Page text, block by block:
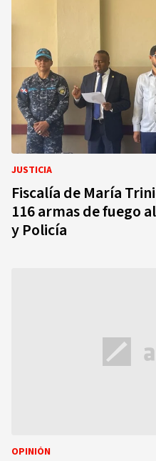
JUSTICIA
Fiscalía de María
116 armas de fuego
y Policía
OPINIÓN